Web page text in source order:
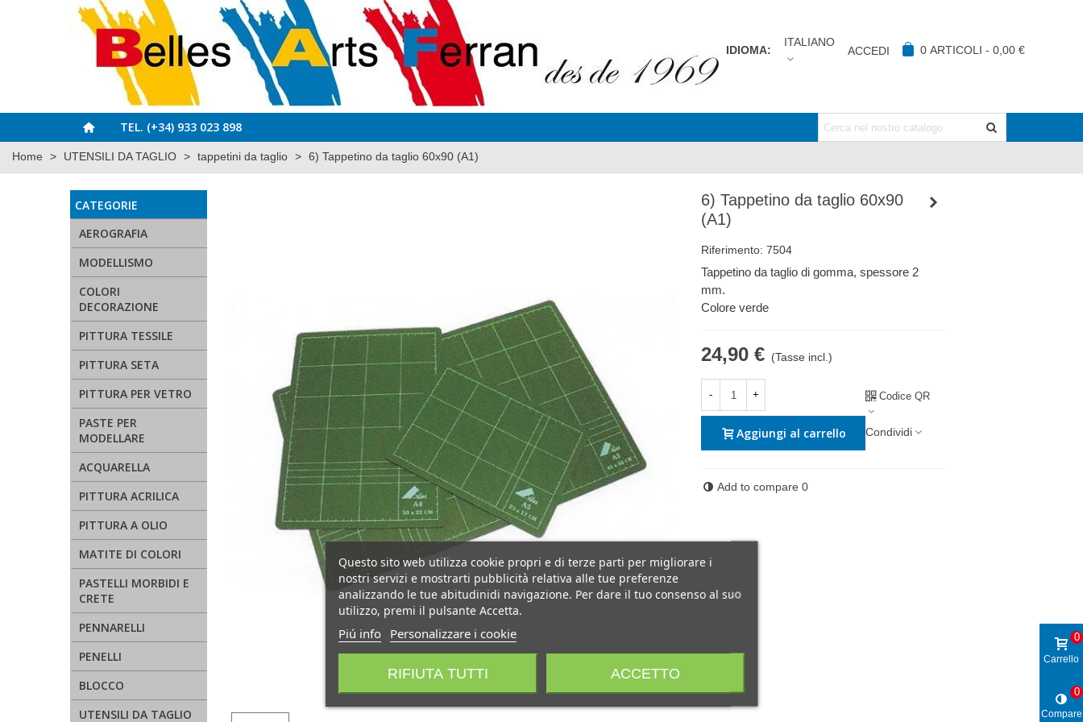
IDIOMA:
ITALIANO
ACCEDI 0 ARTICOLI - 0,00 €
TEL. (+34) 933 023 898
Home > UTENSILI DA TAGLIO > tappetini da taglio > 6) Tappetino da taglio 60x90 (A1)
CATEGORIE
AEROGRAFIA
MODELLISMO
COLORI
DECORAZIONE
PITTURA TESSILE
PITTURA SETA
PITTURA PER VETRO
PASTE PER
MODELLARE
ACQUARELLA
PITTURA ACRILICA
PITTURA A OLIO
MATITE DI COLORI
PASTELLI MORBIDI E
CRETE
PENNARELLI
PENELLI
BLOCCO
UTENSILI DA TAGLIO
6) Tappetino da taglio 60x90
(A1)
Riferimento: 7504
Tappetino da taglio di gomma, spessore 2
mm.
Colore verde
24,90 € (Tasse incl.)
- +
Aggiungi al carrello
Codice QR
Condividi
Add to compare 0
Questo sito web utilizza cookie propri e di terze parti per migliorare i
nostri servizi e mostrarti pubblicità relativa alle tue preferenze
analizzando le tue abitudinidi navigazione. Per dare il tuo consenso al suo
utilizzo, premi il pulsante Accetta.
Piú info Personalizzare i cookie
RIFIUTA TUTTI ACCETTO
Carrello
0
Compare
0